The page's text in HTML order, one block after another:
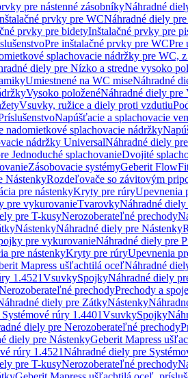
pre nástenné zásobníkyNáhradné
prvky pre WCNáhradné diely
prvky pre bidetyInštalačné prvky pre
Pre inštalačné prvky pre WCPre
splachovacie nádržky pre WC, z
diely pre Nízko a stredne vysoko
Umiestnené na WC miseNáhradné
Vysoko položenéNáhradné diely pre
Vsuvky, ružice a diely proti vzdutiu
Napúšťacie a splachovacie
splachovacie nádržky
nádržky UniversalNáhradné diely
Jednoduché splachovanieDvojité
Zásobovacie systémyGeberit
NástenkyRozdeľovače so závitovým
pre nástenkyKryty pre rúryUpevnenia
pre vykurovanieTvarovkyNáhradné
pre T-kusyNerozoberateľné prechody
NástenkyNáhradné diely pre Nástenky
pre vykurovanieNáhradné diely pre
pre nástenkyKryty pre rúryUpevnenia
Mapress ušľachtilá oceľNáhradné
1.4521VsuvkySpojkyNáhradné diely
prechodyPrechody a
diely pre ZátkyNástenky
rúry 1.4401VsuvkySpojky
diely pre Nerozoberateľné prechody
diely pre NástenkyGeberit Mapress
rúry 1.4521Náhradné diely pre
pre T-kusyNerozoberateľné prechody